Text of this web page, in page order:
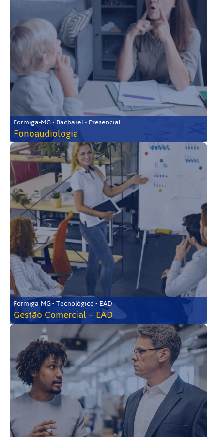
Formiga-MG • Bacharel • Presencial
Fonoaudiologia
Formiga-MG • Tecnológico • EAD
Gestão Comercial – EAD